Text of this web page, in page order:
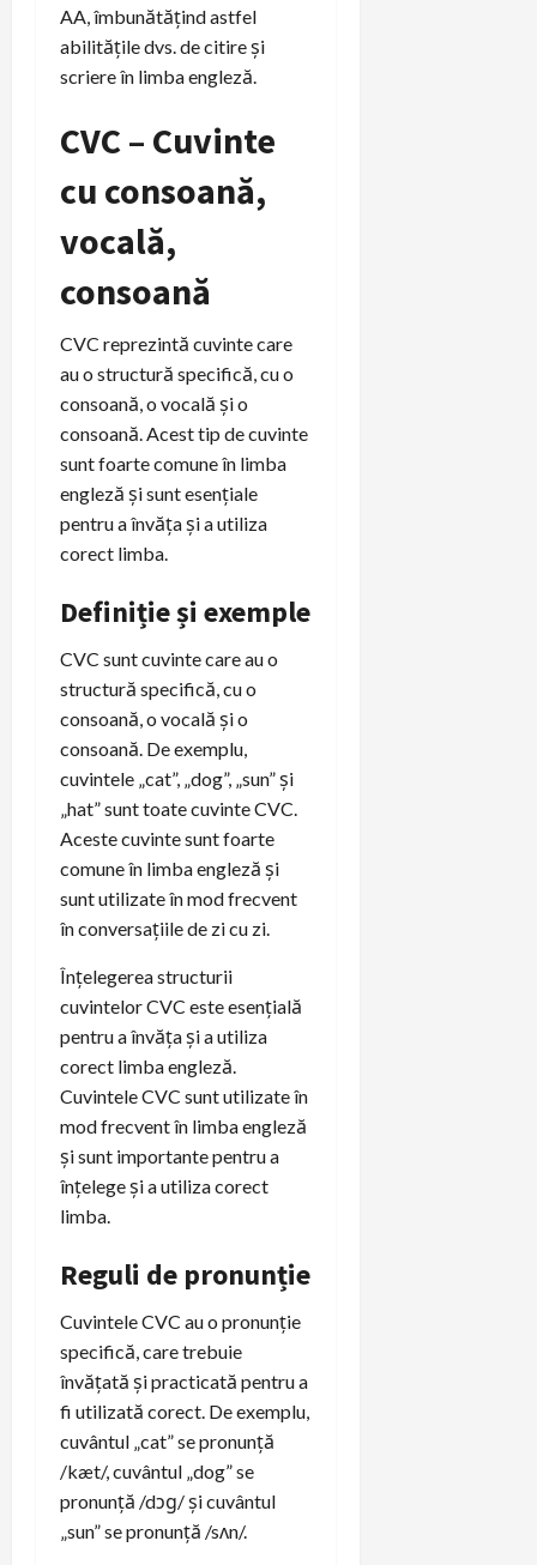
AA, îmbunătățind astfel
abilitățile dvs. de citire și
scriere în limba engleză.
CVC – Cuvinte
cu consoană,
vocală,
consoană
CVC reprezintă cuvinte care
au o structură specifică, cu o
consoană, o vocală și o
consoană. Acest tip de cuvinte
sunt foarte comune în limba
engleză și sunt esențiale
pentru a învăța și a utiliza
corect limba.
Definiție și exemple
CVC sunt cuvinte care au o
structură specifică, cu o
consoană, o vocală și o
consoană. De exemplu,
cuvintele „cat”, „dog”, „sun” și
„hat” sunt toate cuvinte CVC.
Aceste cuvinte sunt foarte
comune în limba engleză și
sunt utilizate în mod frecvent
în conversațiile de zi cu zi.
Înțelegerea structurii
cuvintelor CVC este esențială
pentru a învăța și a utiliza
corect limba engleză.
Cuvintele CVC sunt utilizate în
mod frecvent în limba engleză
și sunt importante pentru a
înțelege și a utiliza corect
limba.
Reguli de pronunție
Cuvintele CVC au o pronunție
specifică, care trebuie
învățată și practicată pentru a
fi utilizată corect. De exemplu,
cuvântul „cat” se pronunță
/kæt/, cuvântul „dog” se
pronunță /dɔɡ/ și cuvântul
„sun” se pronunță /sʌn/.